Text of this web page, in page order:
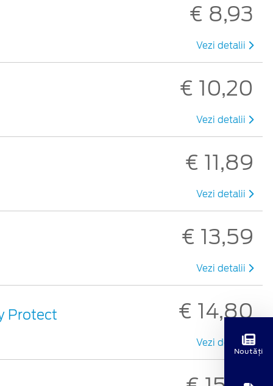
€ 8,93
Vezi detalii
€ 10,20
Vezi detalii
€ 11,89
Vezi detalii
€ 13,59
Vezi detalii
Protect € 14,80
Vezi detalii
Noutăți